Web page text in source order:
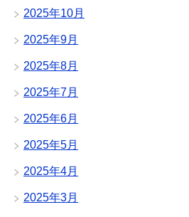
2025年10月
2025年9月
2025年8月
2025年7月
2025年6月
2025年5月
2025年4月
2025年3月